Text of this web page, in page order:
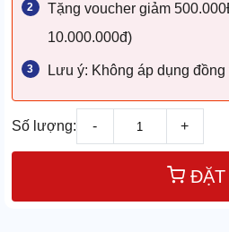
Tặng voucher giảm
10.000.000đ)
Lưu ý: Không áp dụng
Số lượng: - +
ĐẶT